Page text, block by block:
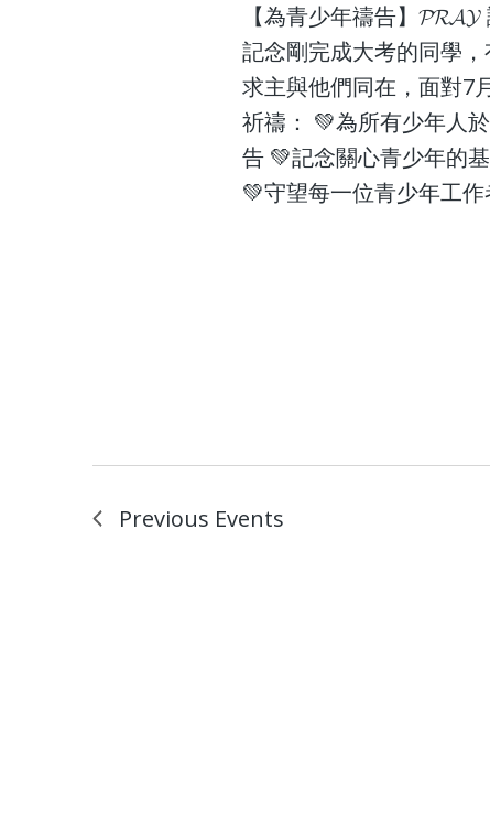
【為青少年禱告】
記念剛完成大考的同學
求主與他們同在，面對7
祈禱： 💚為所有少年人
告 💚記念關心青少年的
💚守望每一位青少年工作
Previous Events